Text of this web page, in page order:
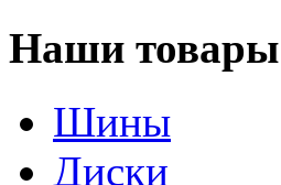
Наши товары
Шины
Диски